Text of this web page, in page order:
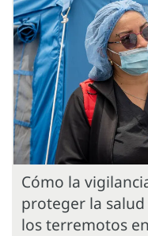
Cómo la
proteger la
los terremotos